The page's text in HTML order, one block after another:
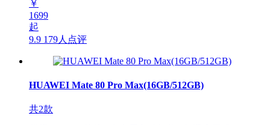
￥
1699
起
9.9 179人点评
HUAWEI Mate 80 Pro Max(16GB/512GB)
共2款